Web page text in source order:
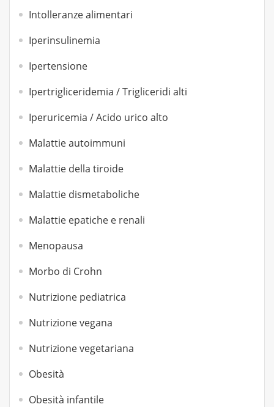
Intolleranze alimentari
Iperinsulinemia
Ipertensione
Ipertrigliceridemia / Trigliceridi alti
Iperuricemia / Acido urico alto
Malattie autoimmuni
Malattie della tiroide
Malattie dismetaboliche
Malattie epatiche e renali
Menopausa
Morbo di Crohn
Nutrizione pediatrica
Nutrizione vegana
Nutrizione vegetariana
Obesità
Obesità infantile